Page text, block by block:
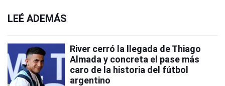
LEÉ ADEMÁS
River cerró la llegada de Thiago
Almada y concreta el pase más
caro de la historia del fútbol
argentino